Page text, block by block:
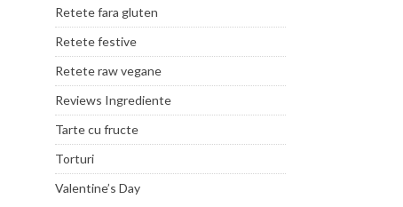
Retete fara gluten
Retete festive
Retete raw vegane
Reviews Ingrediente
Tarte cu fructe
Torturi
Valentine’s Day